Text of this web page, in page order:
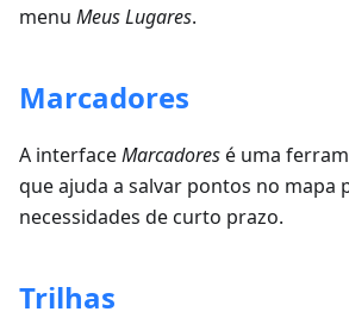
menu Meus Lugares.
Marcadores
A interfaceMarcadoresé uma
que ajuda a salvar pontos no mapa
necessidades de curto prazo.
Trilhas